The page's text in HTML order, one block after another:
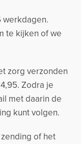
werkdagen.
te kijken of we
zorg verzonden
Zodra je
met daarin de
kunt volgen.
of het